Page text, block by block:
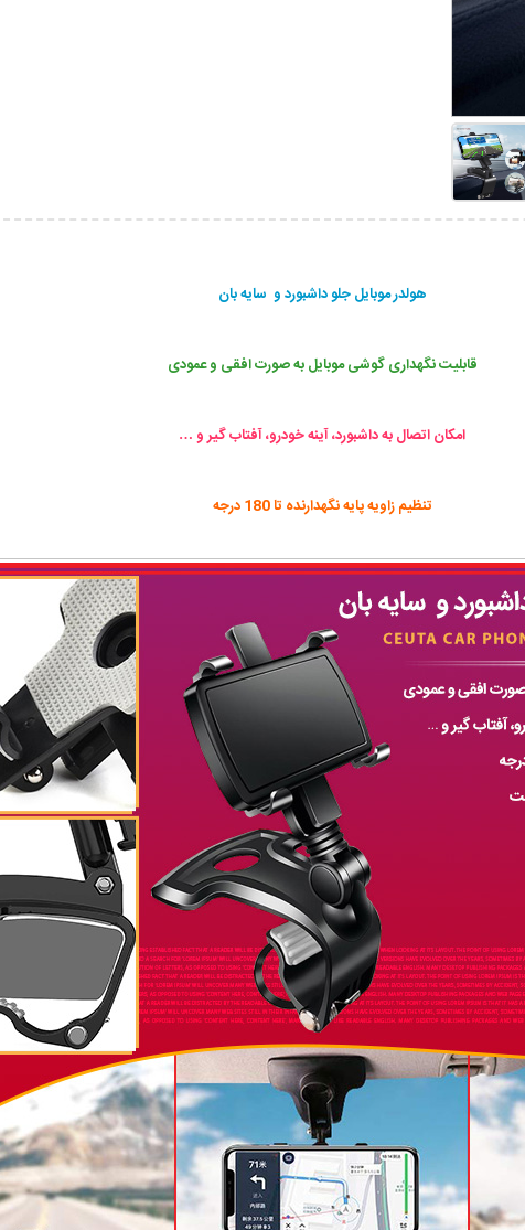
هولدر موبایل جلو داشبورد و سایه بان
قابلیت نگهداری گوشی موبایل به صورت افقی و عمودی
امکان اتصال به داشبورد، آینه خودرو، آفتاب گیر و …
تنظیم زاویه پایه نگهدارنده تا 180 درجه